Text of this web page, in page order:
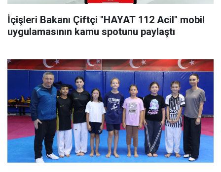
İçişleri Bakanı Çiftçi "HAYAT 112 Acil" mobil
uygulamasının kamu spotunu paylaştı